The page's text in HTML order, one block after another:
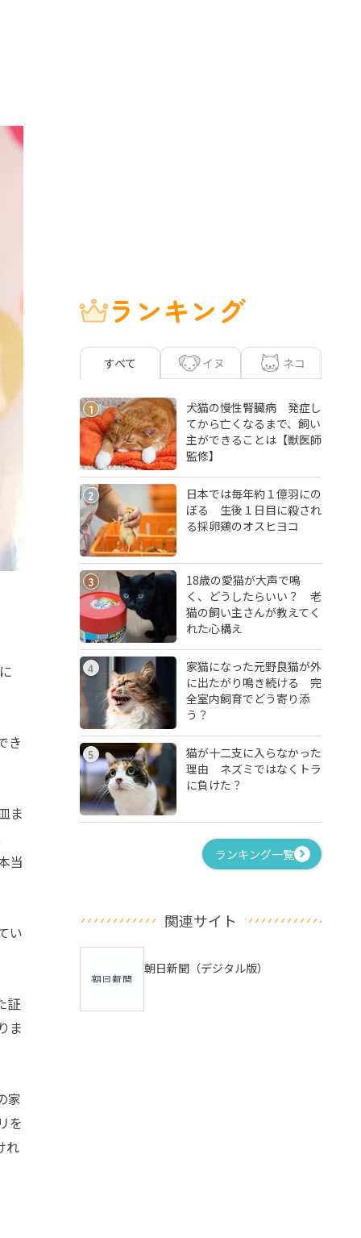
き
ま
当
い
証
ま
家
を
れ
ランキング
すべて イヌ ネコ
1
犬猫の慢性腎臓病 発症し
てから亡くなるまで、飼い
主ができることは【獣医師
監修】
2
日本では毎年約１億羽にの
ぼる 生後１日目に殺され
る採卵鶏のオスヒヨコ
3
18歳の愛猫が大声で鳴
く、どうしたらいい？ 老
猫の飼い主さんが教えてく
れた心構え
4
家猫になった元野良猫が外
に出たがり鳴き続ける 完
全室内飼育でどう寄り添
う？
5
猫が十二支に入らなかった
理由 ネズミではなくトラ
に負けた？
ランキング一覧
関連サイト
朝日新聞（デジタル版）